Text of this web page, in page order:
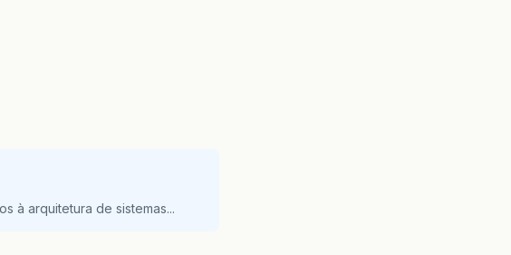
à arquitetura de sistemas...